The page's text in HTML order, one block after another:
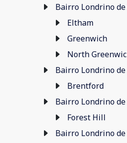
Bairro Londrino
Eltham
Greenwich
North
Bairro Londrino
Brentford
Bairro Londrino
Forest Hill
Bairro Londrino